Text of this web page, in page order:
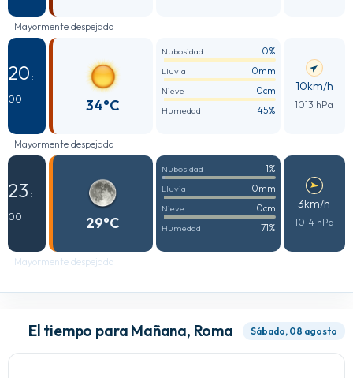
Mayormente despejado
20 :
00
34°C
Nubosidad 0%
Lluvia 0mm
Nieve 0cm
Humedad 45%
10km/h
1013 hPa
Mayormente despejado
23 :
00
29°C
Nubosidad 1%
Lluvia 0mm
Nieve 0cm
Humedad 71%
3km/h
1014 hPa
Mayormente despejado
El tiempo para Mañana, Roma Sábado, 08 agosto